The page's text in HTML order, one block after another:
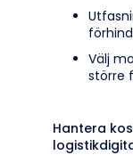
Välj
större
Hantera